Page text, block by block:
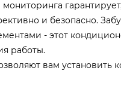
мониторинга
и безопасно.
- этот
работы.
вам установить